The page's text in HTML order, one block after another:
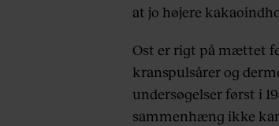
at jo højere
Ost er rigt på mættet
kranspulsårer og
undersøgelser først i
sammenhæng ikke